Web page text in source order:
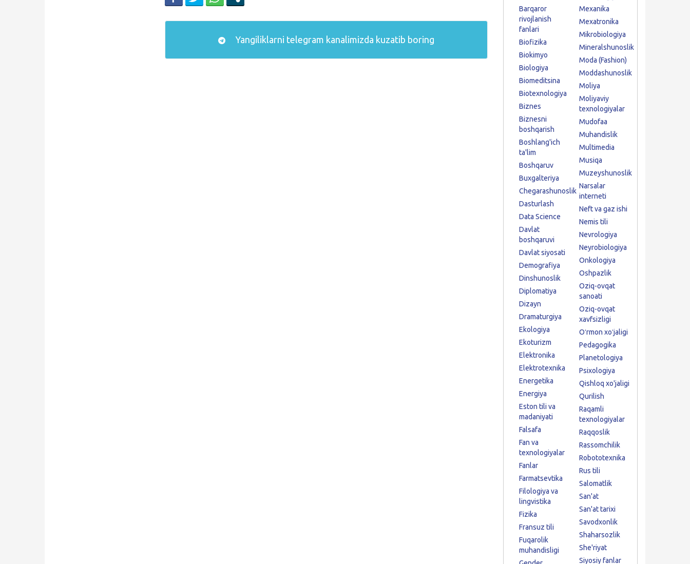
Yangiliklarni telegram kanalimizda kuzatib boring
Barqaror
rivojlanish
fanlari
Biofizika
Biokimyo
Biologiya
Biomeditsina
Biotexnologiya
Biznes
Biznesni
boshqarish
Boshlang'ich
ta'lim
Boshqaruv
Buxgalteriya
Chegarashunoslik
Dasturlash
Data Science
Davlat
boshqaruvi
Davlat siyosati
Demografiya
Dinshunoslik
Diplomatiya
Dizayn
Dramaturgiya
Ekologiya
Ekoturizm
Elektronika
Elektrotexnika
Energetika
Energiya
Eston tili va
madaniyati
Falsafa
Fan va
texnologiyalar
Fanlar
Farmatsevtika
Filologiya va
lingvistika
Fizika
Fransuz tili
Fuqarolik
muhandisligi
Mexanika
Mexatronika
Mikrobiologiya
Mineralshunoslik
Moda (Fashion)
Moddashunoslik
Moliya
Moliyaviy
texnologiyalar
Mudofaa
Muhandislik
Multimedia
Musiqa
Muzeyshunoslik
Narsalar
interneti
Neft va gaz ishi
Nemis tili
Nevrologiya
Neyrobiologiya
Onkologiya
Oshpazlik
Oziq-ovqat
sanoati
Oziq-ovqat
xavfsizligi
Oʻrmon xoʻjaligi
Pedagogika
Planetologiya
Psixologiya
Qishloq xo'jaligi
Qurilish
Raqamli
texnologiyalar
Raqqoslik
Rassomchilik
Robototexnika
Rus tili
Salomatlik
San'at
San'at tarixi
Savodxonlik
Shaharsozlik
She'riyat
Siyosiy fanlar